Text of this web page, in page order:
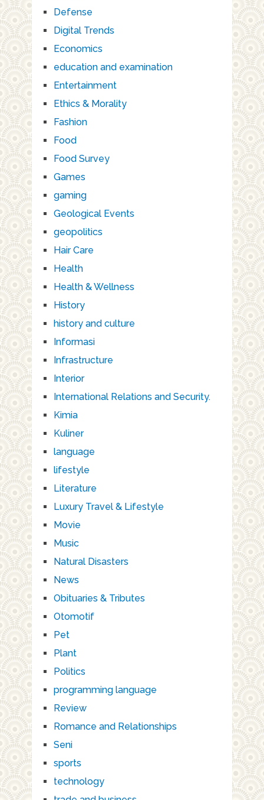
Defense
Digital Trends
Economics
education and examination
Entertainment
Ethics & Morality
Fashion
Food
Food Survey
Games
gaming
Geological Events
geopolitics
Hair Care
Health
Health & Wellness
History
history and culture
Informasi
Infrastructure
Interior
International Relations and Security.
Kimia
Kuliner
language
lifestyle
Literature
Luxury Travel & Lifestyle
Movie
Music
Natural Disasters
News
Obituaries & Tributes
Otomotif
Pet
Plant
Politics
programming language
Review
Romance and Relationships
Seni
sports
technology